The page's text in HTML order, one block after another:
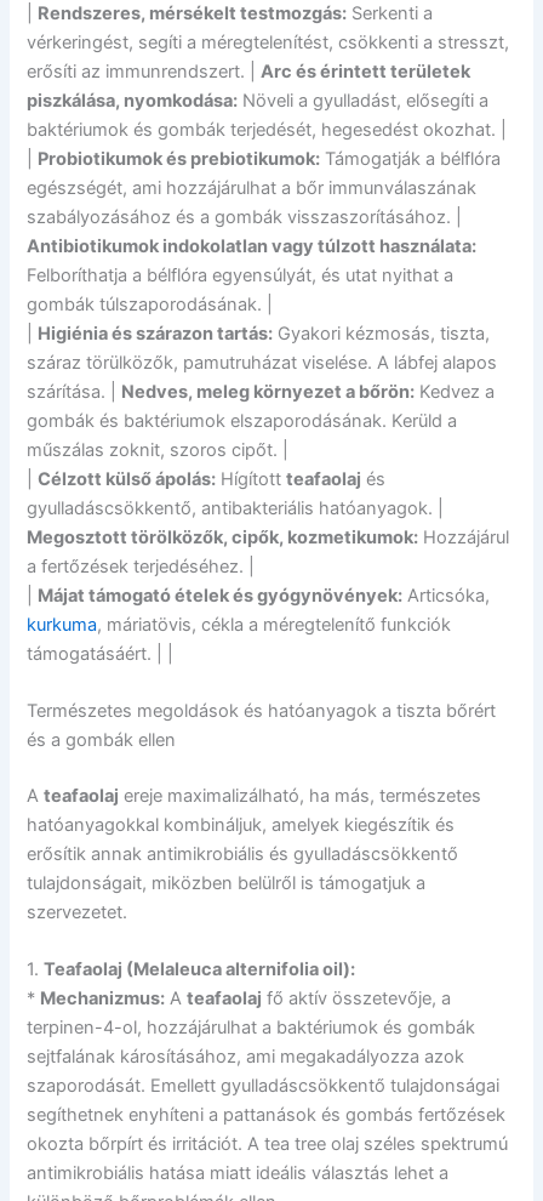
Rendszeres, mérsékelt testmozgás: Serkenti a
vérkeringést, segíti a méregtelenítést, csökkenti a stresszt,
erősíti az immunrendszert. |Arc és érintett területek
piszkálása, nyomkodása: Növeli a gyulladást, elősegíti a
baktériumok és gombák terjedését, hegesedést okozhat. |
Probiotikumok és prebiotikumok: Támogatják a bélflóra
egészségét, ami hozzájárulhat a bőr immunválaszának
szabályozásához és a gombák visszaszorításához. |
Antibiotikumok indokolatlan vagy túlzott használata:
Felboríthatja a bélflóra egyensúlyát, és utat nyithat a
gombák túlszaporodásának. |
Higiénia és szárazon tartás: Gyakori kézmosás, tiszta,
száraz törülközők, pamutruházat viselése. A lábfej alapos
szárítása. | Nedves, meleg környezet a bőrön: Kedvez a
gombák és baktériumok elszaporodásának. Kerüld a
műszálas zoknit, szoros cipőt. |
|Célzott külső ápolás: Hígítottteafaolaj és
gyulladáscsökkentő, antibakteriális hatóanyagok. |
Megosztott törölközők, cipők, kozmetikumok: Hozzájárul
a fertőzések terjedéséhez. |
Májat támogató ételek és gyógynövények: Articsóka,
kurkuma, máriatövis, cékla a méregtelenítő funkciók
támogatásáért. | |
Természetes megoldások és hatóanyagok a tiszta bőrért
és a gombák ellen
Ateafaolaj ereje maximalizálható, ha más, természetes
hatóanyagokkal kombináljuk, amelyek kiegészítik és
erősítik annak antimikrobiális és gyulladáscsökkentő
tulajdonságait, miközben belülről is támogatjuk a
szervezetet.
1.Teafaolaj (Melaleuca alternifolia oil):
* Mechanizmus: Ateafaolaj fő aktív összetevője, a
terpinen-4-ol, hozzájárulhat a baktériumok és gombák
sejtfalának károsításához, ami megakadályozza azok
szaporodását. Emellett gyulladáscsökkentő tulajdonságai
segíthetnek enyhíteni a pattanások és gombás fertőzések
okozta bőrpírt és irritációt. A tea tree olaj széles spektrumú
antimikrobiális hatása miatt ideális választás lehet a